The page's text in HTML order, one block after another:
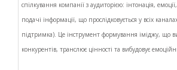
спілкування компанії з аудиторією: інтонація,
подачі інформації, що прослідковується у всіх
підтримка). Це інструмент формування іміджу, що
конкурентів, транслює цінності та вибудовує